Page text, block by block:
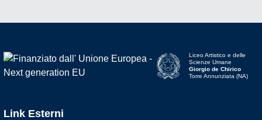
Liceo Artistico e delle
Scienze Umane
Giorgio de Chirico
Torre Annunziata (NA)
Link Esterni